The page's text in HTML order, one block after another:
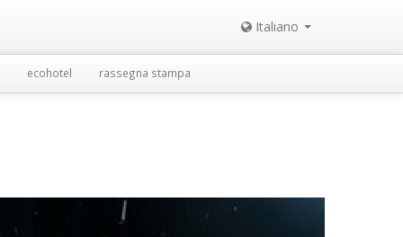
Italiano
ecohotel rassegna stampa